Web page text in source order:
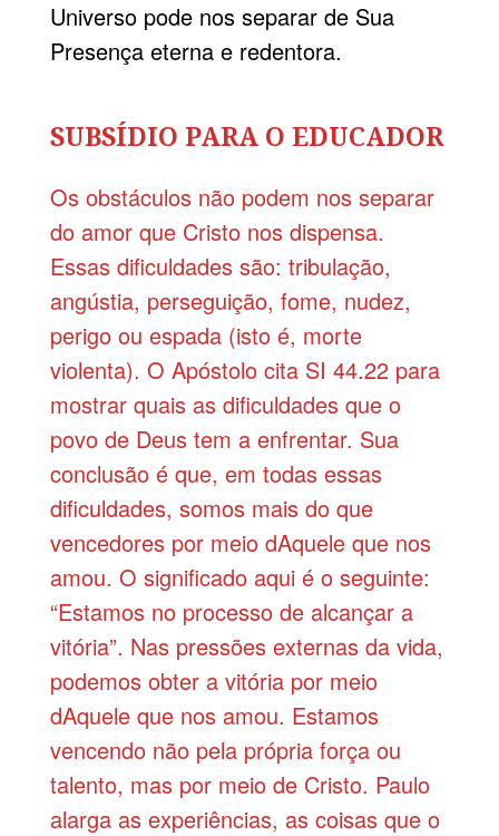
Universo pode nos separar de Sua
Presença eterna e redentora.
SUBSÍDIO PARA O EDUCADOR
Os obstáculos não podem nos separar
do amor que Cristo nos dispensa.
Essas dificuldades são: tribulação,
angústia, perseguição, fome, nudez,
perigo ou espada (isto é, morte
violenta). O Apóstolo cita SI 44.22 para
mostrar quais as dificuldades que o
povo de Deus tem a enfrentar. Sua
conclusão é que, em todas essas
dificuldades, somos mais do que
vencedores por meio dAquele que nos
amou. O significado aqui é o seguinte:
“Estamos no processo de alcançar a
vitória”. Nas pressões externas da vida,
podemos obter a vitória por meio
dAquele que nos amou. Estamos
vencendo não pela própria força ou
talento, mas por meio de Cristo. Paulo
alarga as experiências, as coisas que o